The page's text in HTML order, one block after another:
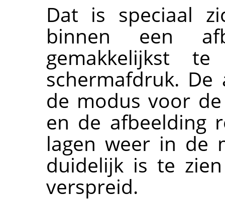
Dat is speciaal
binnen een
gemakkelijkst
schermafdruk.
de modus voor
en de afbeelding
lagen weer in de
duidelijk is te
verspreid.